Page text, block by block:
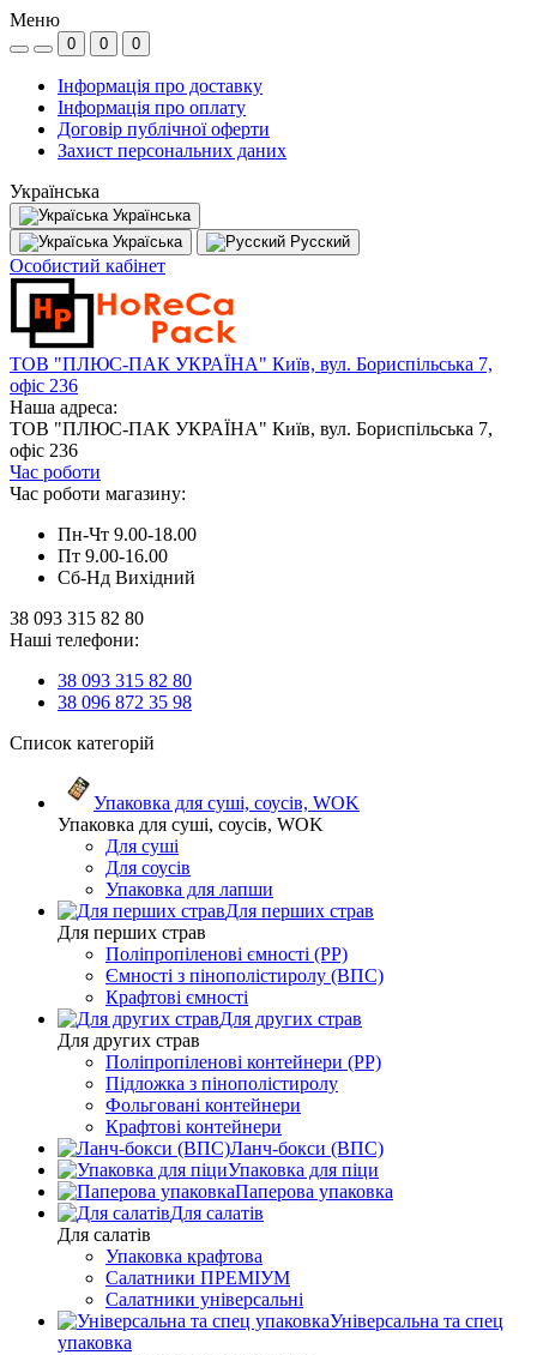
Меню
0 0 0
Інформація про доставку
Інформація про оплату
Договір публічної оферти
Захист персональних даних
Українська
Українська
Україська
Русский
Особистий кабінет
ТОВ "ПЛЮС-ПАК УКРАЇНА" Київ, вул. Бориспільська 7,
офіс 236
Наша адреса:
ТОВ "ПЛЮС-ПАК УКРАЇНА" Київ, вул. Бориспільська 7,
офіс 236
Час роботи
Час роботи магазину:
Пн-Чт 9.00-18.00
Пт 9.00-16.00
Сб-Нд Вихідний
38 093 315 82 80
Наші телефони:
38 093 315 82 80
38 096 872 35 98
Список категорій
Упаковка для суші, соусів, WOK
Упаковка для суші, соусів, WOK
Для суші
Для соусів
Упаковка для лапши
Для перших страв
Для перших страв
Поліпропіленові ємності (PP)
Ємності з пінополістиролу (ВПС)
Крафтові ємності
Для других страв
Для других страв
Поліпропіленові контейнери (PP)
Підложка з пінополістиролу
Фольговані контейнери
Крафтові контейнери
Ланч-бокси (ВПС)
Упаковка для піци
Паперова упаковка
Для салатів
Для салатів
Упаковка крафтова
Салатники ПРЕМІУМ
Салатники універсальні
Універсальна та спец
упаковка